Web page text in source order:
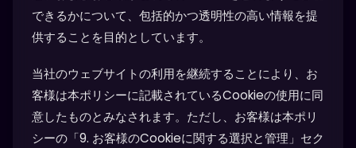
できるかについて、包括的かつ透明性の高い情報を提
供することを目的としています。
当社のウェブサイトの利用を継続することにより、お
客様は本ポリシーに記載されているCookieの使用に同
意したものとみなされます。ただし、お客様は本ポリ
シーの「9. お客様のCookieに関する選択と管理」セク